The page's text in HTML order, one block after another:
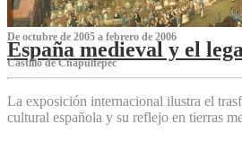
De octubre de 2005 a febrero de 2006
España medieval y el
Castillo de Chapultepec
La exposición internacional ilustra el
cultural española y su reflejo en tierras